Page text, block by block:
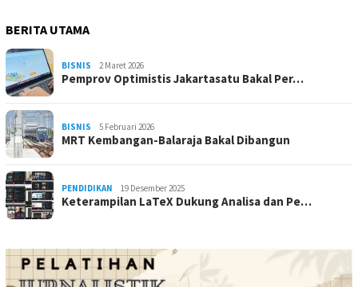
BERITA UTAMA
BISNIS 2 Maret 2026
Pemprov Optimistis Jakartasatu Bakal Per…
BISNIS 5 Februari 2026
MRT Kembangan-Balaraja Bakal Dibangun
PENDIDIKAN 19 Desember 2025
Keterampilan LaTeX Dukung Analisa dan Pe…